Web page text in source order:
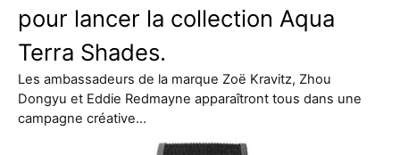
pour lancer la collection Aqua
Terra Shades.
Les ambassadeurs de la marque Zoë Kravitz, Zhou
Dongyu et Eddie Redmayne apparaîtront tous dans une
campagne créative…